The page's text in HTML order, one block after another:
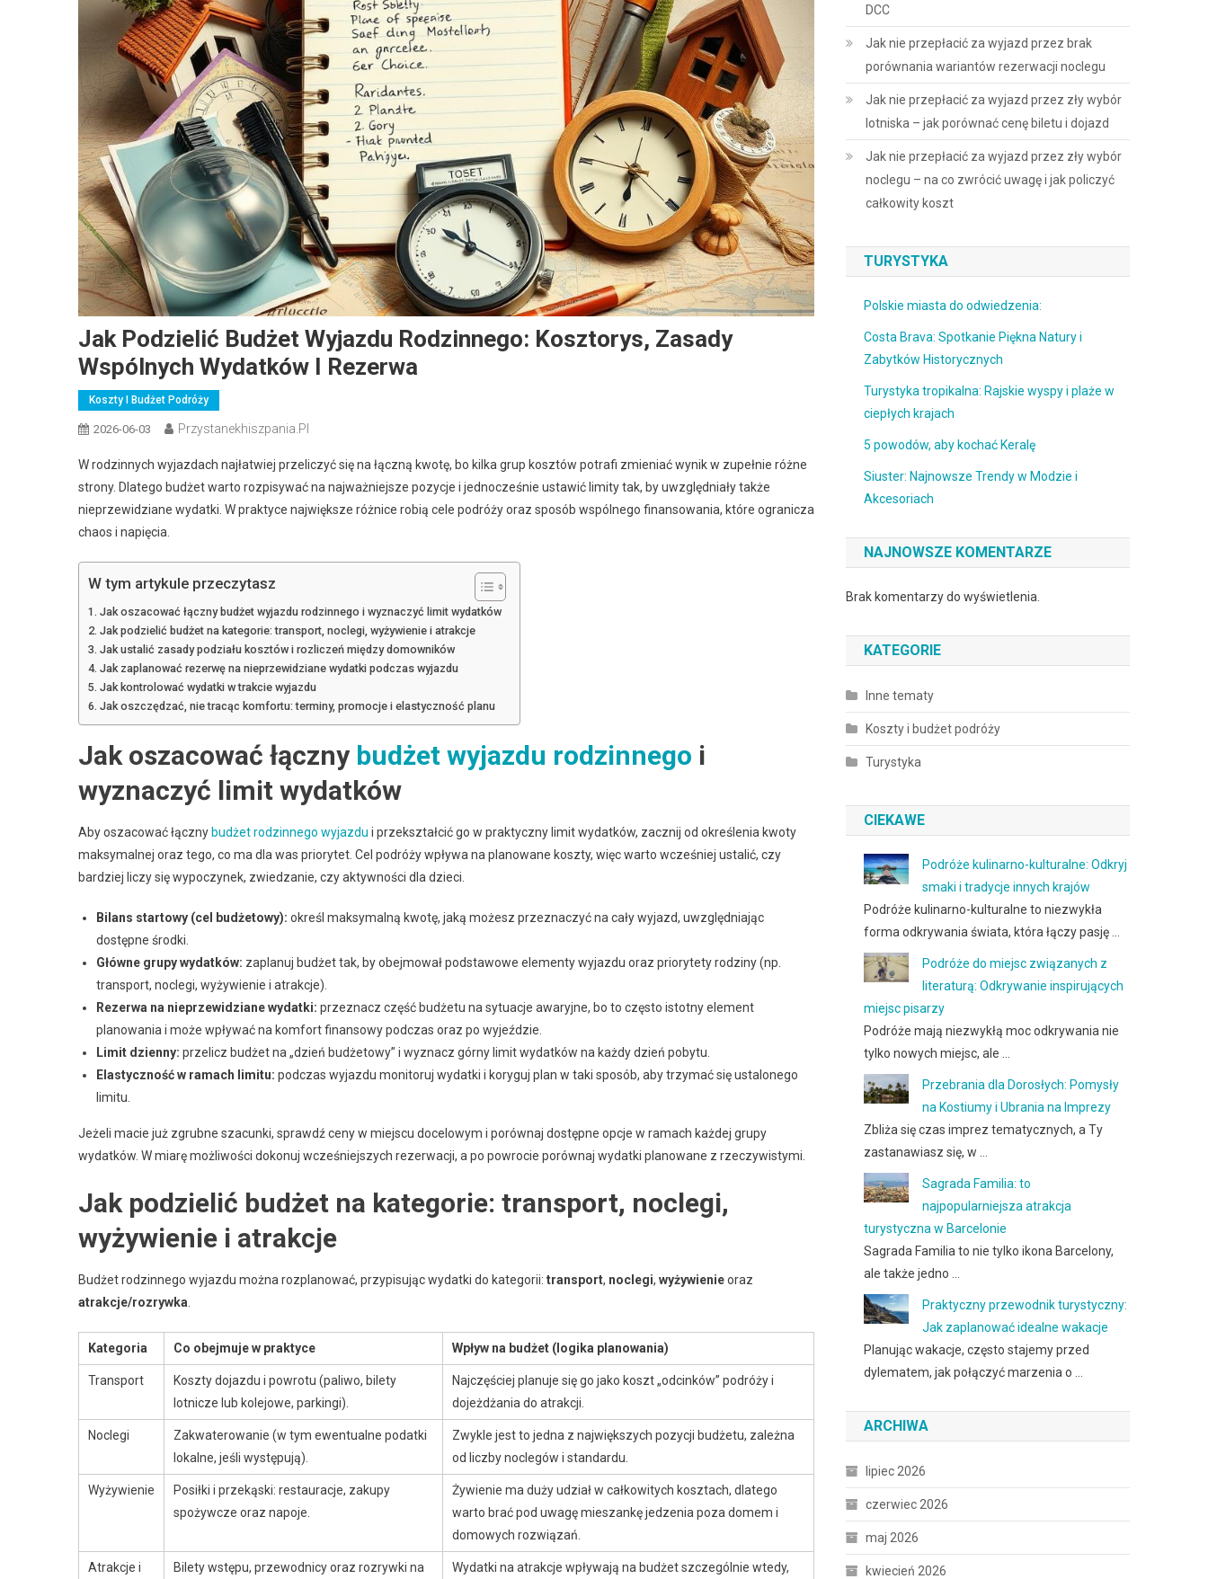
Jak Podzielić Budżet Wyjazdu Rodzinnego: Kosztorys, Zasady
Wspólnych Wydatków I Rezerwa
Koszty I Budżet Podróży
2026-06-03 Przystanekhiszpania.pl
W rodzinnych wyjazdach najłatwiej przeliczyć się na łączną kwotę, bo kilka grup kosztów potrafi zmieniać wynik w zupełnie różne
strony. Dlatego budżet warto rozpisywać na najważniejsze pozycje i jednocześnie ustawić limity tak, by uwzględniały także
nieprzewidziane wydatki. W praktyce największe różnice robią cele podróży oraz sposób wspólnego finansowania, które ogranicza
chaos i napięcia.
W tym artykule przeczytasz
Jak oszacować łączny budżet wyjazdu rodzinnego i wyznaczyć limit wydatków
Jak podzielić budżet na kategorie: transport, noclegi, wyżywienie i atrakcje
Jak ustalić zasady podziału kosztów i rozliczeń między domowników
Jak zaplanować rezerwę na nieprzewidziane wydatki podczas wyjazdu
Jak kontrolować wydatki w trakcie wyjazdu
Jak oszczędzać, nie tracąc komfortu: terminy, promocje i elastyczność planu
Jak oszacować łączny budżet wyjazdu rodzinnego i
wyznaczyć limit wydatków
Aby oszacować łączny budżet rodzinnego wyjazdu i przekształcić go w praktyczny limit wydatków, zacznij od określenia kwoty
maksymalnej oraz tego, co ma dla was priorytet. Cel podróży wpływa na planowane koszty, więc warto wcześniej ustalić, czy
bardziej liczy się wypoczynek, zwiedzanie, czy aktywności dla dzieci.
Bilans startowy (cel budżetowy): określ maksymalną kwotę, jaką możesz przeznaczyć na cały wyjazd, uwzględniając
dostępne środki.
Główne grupy wydatków: zaplanuj budżet tak, by obejmował podstawowe elementy wyjazdu oraz priorytety rodziny (np.
transport, noclegi, wyżywienie i atrakcje).
Rezerwa na nieprzewidziane wydatki: przeznacz część budżetu na sytuacje awaryjne, bo to często istotny element
planowania i może wpływać na komfort finansowy podczas oraz po wyjeździe.
Limit dzienny: przelicz budżet na „dzień budżetowy” i wyznacz górny limit wydatków na każdy dzień pobytu.
Elastyczność w ramach limitu: podczas wyjazdu monitoruj wydatki i koryguj plan w taki sposób, aby trzymać się ustalonego
limitu.
Jeżeli macie już zgrubne szacunki, sprawdź ceny w miejscu docelowym i porównaj dostępne opcje w ramach każdej grupy
wydatków. W miarę możliwości dokonuj wcześniejszych rezerwacji, a po powrocie porównaj wydatki planowane z rzeczywistymi.
Jak podzielić budżet na kategorie: transport, noclegi,
wyżywienie i atrakcje
Budżet rodzinnego wyjazdu można rozplanować, przypisując wydatki do kategorii: transport, noclegi, wyżywienieoraz
atrakcje/rozrywka.
Kategoria Co obejmuje w praktyce Wpływ na budżet (logika planowania)
Transport
Koszty dojazdu i powrotu (paliwo, bilety
lotnicze lub kolejowe, parkingi).
Najczęściej planuje się go jako koszt „odcinków” podróży i
dojeżdżania do atrakcji.
Noclegi
Zakwaterowanie (w tym ewentualne podatki
lokalne, jeśli występują).
Zwykle jest to jedna z największych pozycji budżetu, zależna
od liczby noclegów i standardu.
Wyżywienie
Posiłki i przekąski: restauracje, zakupy
spożywcze oraz napoje.
Żywienie ma duży udział w całkowitych kosztach, dlatego
warto brać pod uwagę mieszankę jedzenia poza domem i
domowych rozwiązań.
Atrakcje i
Bilety wstępu, przewodnicy oraz rozrywki na
Wydatki na atrakcje wpływają na budżet szczególnie wtedy,
DCC
Jak nie przepłacić za wyjazd przez brak
porównania wariantów rezerwacji noclegu
Jak nie przepłacić za wyjazd przez zły wybór
lotniska – jak porównać cenę biletu i dojazd
Jak nie przepłacić za wyjazd przez zły wybór
noclegu – na co zwrócić uwagę i jak policzyć
całkowity koszt
TURYSTYKA
Polskie miasta do odwiedzenia:
Costa Brava: Spotkanie Piękna Natury i
Zabytków Historycznych
Turystyka tropikalna: Rajskie wyspy i plaże w
ciepłych krajach
5 powodów, aby kochać Keralę
Siuster: Najnowsze Trendy w Modzie i
Akcesoriach
NAJNOWSZE KOMENTARZE
Brak komentarzy do wyświetlenia.
KATEGORIE
Inne tematy
Koszty i budżet podróży
Turystyka
CIEKAWE
Podróże kulinarno-kulturalne: Odkryj
smaki i tradycje innych krajów
Podróże kulinarno-kulturalne to niezwykła
forma odkrywania świata, która łączy pasję …
Podróże do miejsc związanych z
literaturą: Odkrywanie inspirujących
miejsc pisarzy
Podróże mają niezwykłą moc odkrywania nie
tylko nowych miejsc, ale …
Przebrania dla Dorosłych: Pomysły
na Kostiumy i Ubrania na Imprezy
Zbliża się czas imprez tematycznych, a Ty
zastanawiasz się, w …
Sagrada Familia: to
najpopularniejsza atrakcja
turystyczna w Barcelonie
Sagrada Familia to nie tylko ikona Barcelony,
ale także jedno …
Praktyczny przewodnik turystyczny:
Jak zaplanować idealne wakacje
Planując wakacje, często stajemy przed
dylematem, jak połączyć marzenia o …
ARCHIWA
lipiec 2026
czerwiec 2026
maj 2026
kwiecień 2026